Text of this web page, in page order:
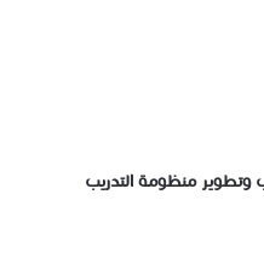
منظومة التدريب